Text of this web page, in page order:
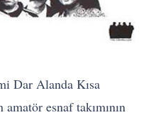
Dar Alanda Kısa
esnaf takımının